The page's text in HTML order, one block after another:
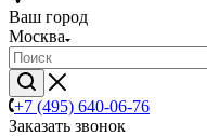
Ваш город
Москва
+7 (495) 640-06-76
Заказать звонок